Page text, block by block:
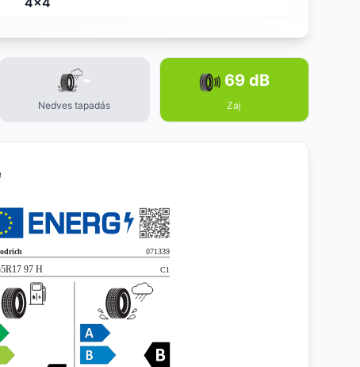
-
Nedves tapadás
69 dB
Zaj